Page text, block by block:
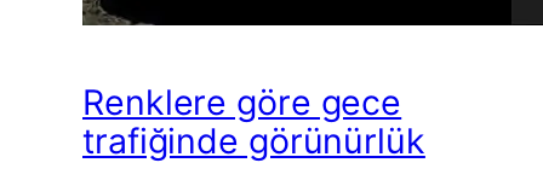
Renklere göre gece
trafiğinde görünürlük